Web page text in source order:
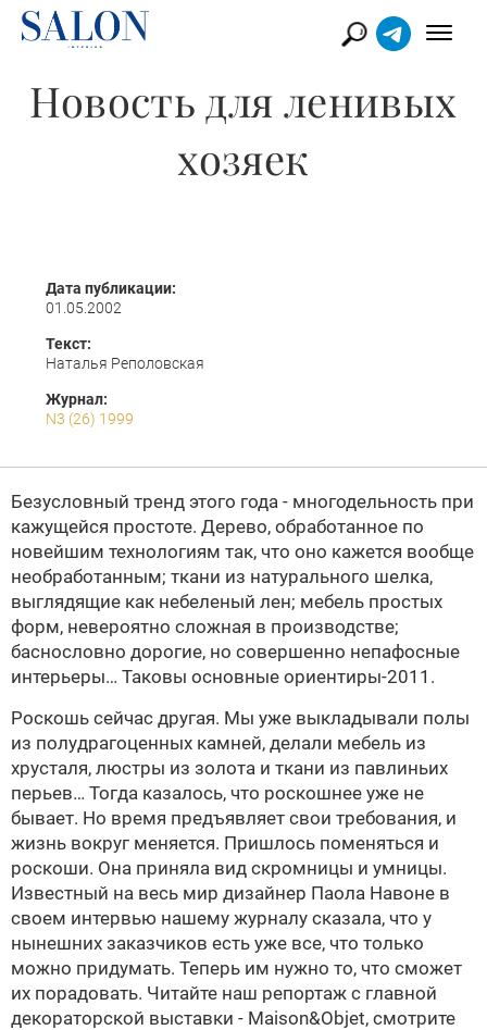
Новость для ленивых
хозяек
Дата публикации:
01.05.2002
Текст:
Наталья Реполовская
Журнал:
N3 (26) 1999
Безусловный тренд этого года - многодельность при
кажущейся простоте. Дерево, обработанное по
новейшим технологиям так, что оно кажется вообще
необработанным; ткани из натурального шелка,
выглядящие как небеленый лен; мебель простых
форм, невероятно сложная в производстве;
баснословно дорогие, но совершенно непафосные
интерьеры… Таковы основные ориентиры-2011.
Роскошь сейчас другая. Мы уже выкладывали полы
из полудрагоценных камней, делали мебель из
хрусталя, люстры из золота и ткани из павлиньих
перьев… Тогда казалось, что роскошнее уже не
бывает. Но время предъявляет свои требования, и
жизнь вокруг меняется. Пришлось поменяться и
роскоши. Она приняла вид скромницы и умницы.
Известный на весь мир дизайнер Паола Навоне в
своем интервью нашему журналу сказала, что у
нынешних заказчиков есть уже все, что только
можно придумать. Теперь им нужно то, что сможет
их порадовать. Читайте наш репортаж с главной
декораторской выставки - Maison&Objet, смотрите